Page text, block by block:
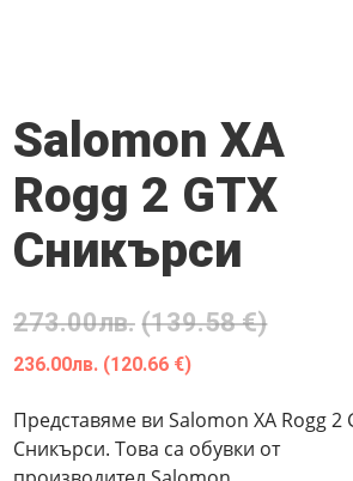
Salomon XA
Rogg 2 GTX
Сникърси
273.00лв. (139.58 €)
236.00лв. (120.66 €)
Представяме ви Salomon XA Rogg 2
Сникърси. Това са обувки от